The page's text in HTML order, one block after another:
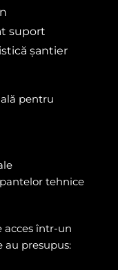
suport
șantier
pentru
tehnice
acces într-un
au presupus: